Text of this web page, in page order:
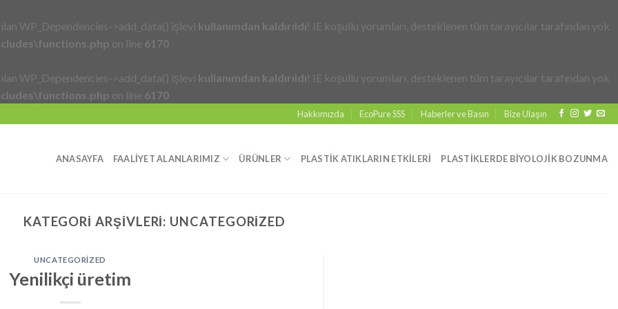
WP_Dependencies->add_data() işlevi kullanımdan kaldırıldı! IE koşullu yorumları, desteklenen tüm tarayıcılar tarafından yok
on line 6170
WP_Dependencies->add_data() işlevi kullanımdan kaldırıldı! IE koşullu yorumları, desteklenen tüm tarayıcılar tarafından yok
on line 6170
Hakkımızda EcoPure SSS Haberler ve Basın Bize Ulaşın
ANASAYFA FAALİYET ALANLARIMIZ ÜRÜNLER PLASTIK ATIKLARIN ETKILERI PLASTIKLERDE BIYOLOJIK BOZUNMA
KATEGORI ARŞIVLERI: UNCATEGORIZED
UNCATEGORIZED
Yenilikçi üretim